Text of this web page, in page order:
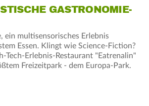
GASTRONOMIE-
ein multisensorisches Erlebnis
Essen. Klingt wie Science-Fiction?
Tech-Erlebnis-Restaurant "Eatrenalin"
Freizeitpark - dem Europa-Park.